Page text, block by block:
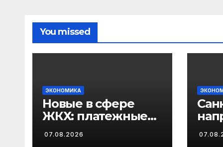
You missed
ЭКОНОМИКА
Новые в сфере
ЖКХ: платежные
квитанции
изменят в августе
07.08.2026